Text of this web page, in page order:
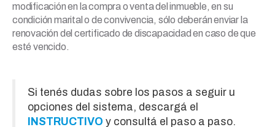
modificación en la compra o venta del inmueble, en su
condición marital o de convivencia, sólo deberán enviar la
renovación del certificado de discapacidad en caso de que
esté vencido.
Si tenés dudas sobre los pasos a seguir u
opciones del sistema, descargá el
INSTRUCTIVO y consultá el paso a paso.